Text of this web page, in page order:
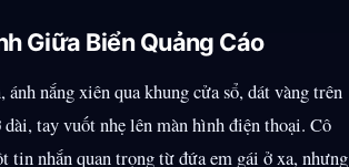
Giữa Biển Quảng Cáo
nắng xiên qua khung cửa sổ, dát vàng trên
tay vuốt nhẹ lên màn hình điện thoại. Cô
tin nhắn quan trọng từ đứa em gái ở xa, nhưng